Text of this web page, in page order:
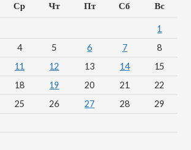
Ср Чт Пт Сб Вс
1
4 5 6 7
8
11 12 13 14
15
18 19 20 21
22
25 26 27 28
29